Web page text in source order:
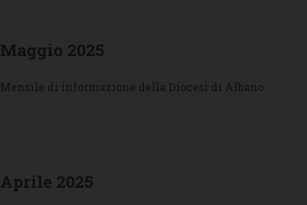
Maggio 2025
Mensile di informazione della Diocesi di Albano
Aprile 2025